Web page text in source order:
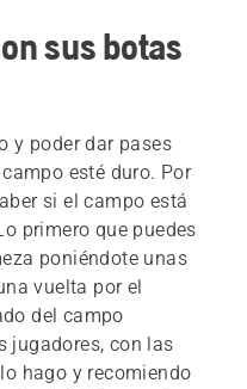
sus botas
y poder dar pases
esté duro. Por
si el campo está
primero que puedes
poniéndote unas
vuelta por el
del campo
jugadores, con las
hago y recomiendo